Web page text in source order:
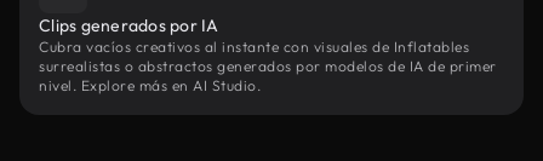
Clips generados por IA
Cubra vacíos creativos al instante con visuales de Inflatables
surrealistas o abstractos generados por modelos de IA de primer
nivel. Explore más en AI Studio.